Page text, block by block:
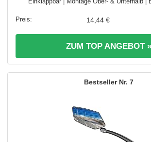
14,44 €
ZUM TOP ANGEBOT »
7